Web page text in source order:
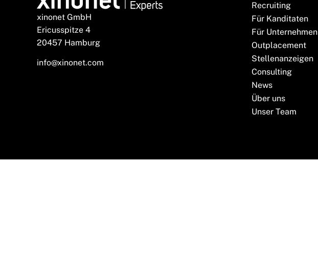
xinonet GmbH
Ericusspitze 4
20457 Hamburg
info@xinonet.com
Recruiting
Für Kanditaten
Für Unternehmen
Outplacement
Stellenanzeigen
Consulting
News
Über uns
Unser Team